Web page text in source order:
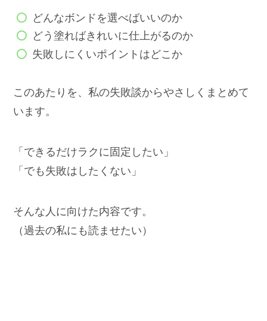
どんなボンドを選べばいいのか
どう塗ればきれいに仕上がるのか
失敗しにくいポイントはどこか
このあたりを、私の失敗談からやさしくまとめて
います。
「できるだけラクに固定したい」
「でも失敗はしたくない」
そんな人に向けた内容です。
（過去の私にも読ませたい）